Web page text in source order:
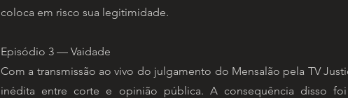
coloca em risco sua legitimidade.
Episódio 3 — Vaidade
Com a transmissão ao vivo do julgamento do Mensalão pela TV
inédita entre corte e opinião pública. A consequência disso